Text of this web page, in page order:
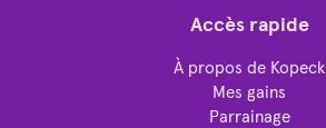
Accès rapide
À propos de Kopeck
Mes gains
Parrainage